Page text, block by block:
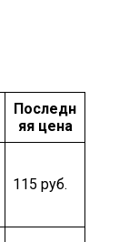
Последн
яя цена
115 руб.